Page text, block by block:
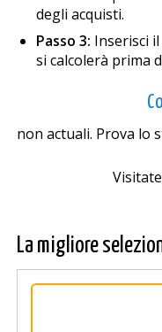
degli acquisti.
Passo 3: Inserisci
si calcolerà prima
non actuali. Prova lo
La migliore